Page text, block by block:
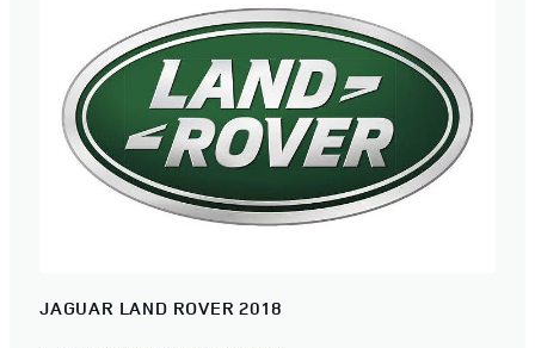
JAGUAR LAND ROVER 2018